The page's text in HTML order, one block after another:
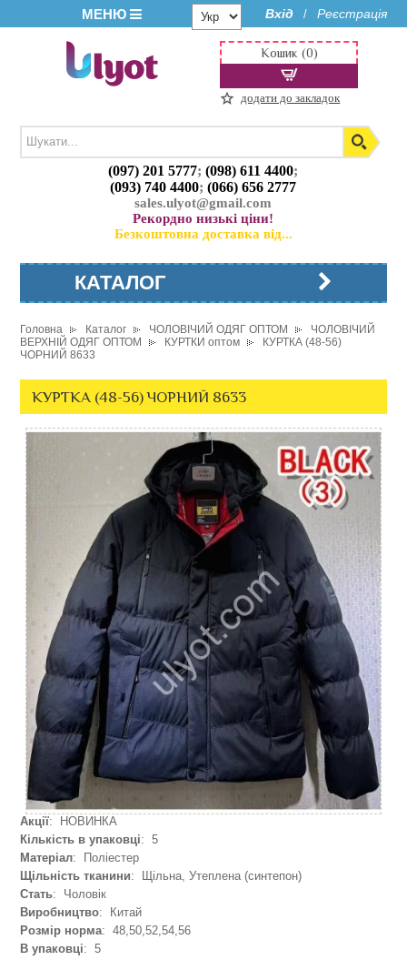
МЕНЮ Вхід / Реєстрація
(097) 201 5777;(098) 611 4400;
(093) 740 4400;(066) 656 2777
sales.ulyot@gmail.com
Рекордно низькі ціни!
Безкоштовна доставка від...
Кошик (0)
додати до закладок
КАТАЛОГ
Головна Каталог ЧОЛОВІЧИЙ ОДЯГ ОПТОМ
ЧОЛОВІЧИЙ
ВЕРХНІЙ ОДЯГ ОПТОМ
КУРТКИ оптом
КУРТКА (48-56)
ЧОРНИЙ 8633
КУРТКА (48-56) ЧОРНИЙ 8633
Акції: НОВИНКА
Кількість в упаковці: 5
Матеріал: Поліестер
Щільність тканини: Щільна, Утеплена (синтепон)
Стать: Чоловік
Виробництво: Китай
Розмір норма: 48,50,52,54,56
В упаковці: 5